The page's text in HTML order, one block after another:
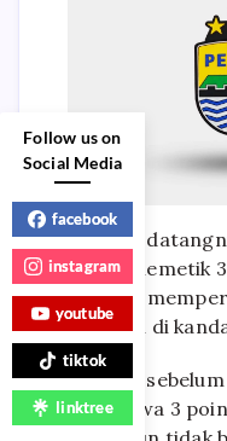
Dengan
dapat memetik
itu akan
bermain di
Namun,
membawa 3
Follow us on
Social Media
facebook
instagram
youtube
tiktok
linktree